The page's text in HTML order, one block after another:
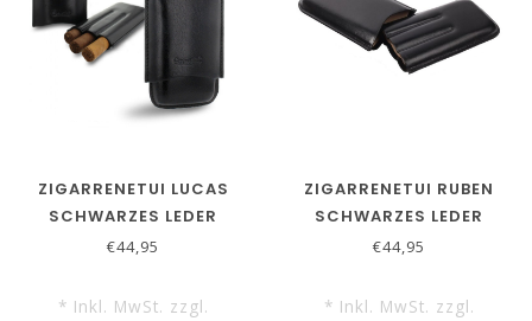
ZIGARRENETUI LUCAS
SCHWARZES LEDER
ROBUSTO
€44,95
* Inkl. MwSt. zzgl.
ZIGARRENETUI RUBEN
SCHWARZES LEDER
CORONA'S
€44,95
* Inkl. MwSt. zzgl.